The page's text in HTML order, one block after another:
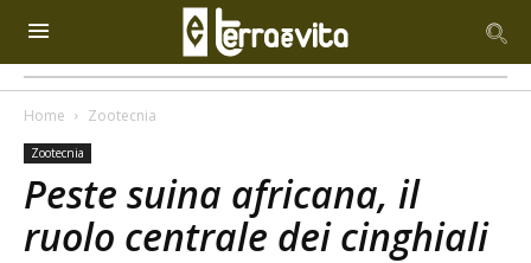
Home Zootecnia
Zootecnia
Peste suina africana, il
ruolo centrale dei cinghiali